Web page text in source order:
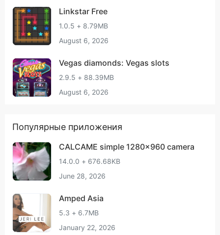
Linkstar Free
1.0.5 + 8.79MB
August 6, 2026
Vegas diamonds: Vegas slots
2.9.5 + 88.39MB
August 6, 2026
Популярные приложения
CALCAME simple 1280x960 camera
14.0.0 + 676.68KB
June 28, 2026
Amped Asia
5.3 + 6.7MB
January 22, 2026